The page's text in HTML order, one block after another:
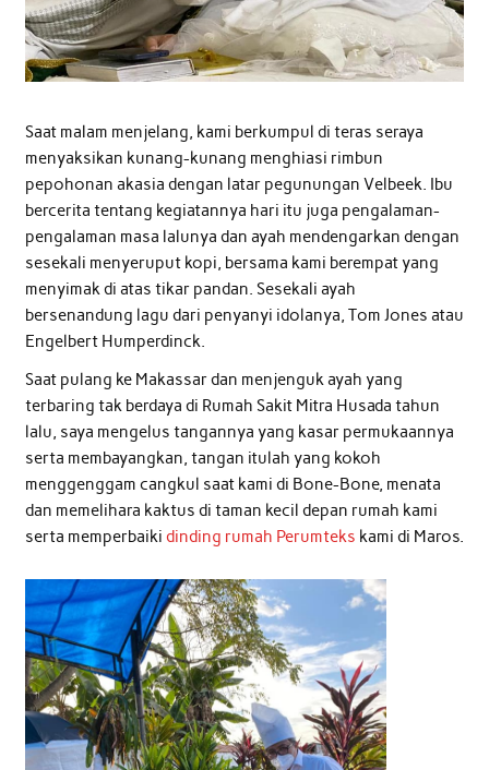
Saat malam menjelang, kami berkumpul di teras seraya
menyaksikan kunang-kunang menghiasi rimbun
pepohonan akasia dengan latar pegunungan Velbeek. Ibu
bercerita tentang kegiatannya hari itu juga pengalaman-
pengalaman masa lalunya dan ayah mendengarkan dengan
sesekali menyeruput kopi, bersama kami berempat yang
menyimak di atas tikar pandan. Sesekali ayah
bersenandung lagu dari penyanyi idolanya, Tom Jones atau
Engelbert Humperdinck.
Saat pulang ke Makassar dan menjenguk ayah yang
terbaring tak berdaya di Rumah Sakit Mitra Husada tahun
lalu, saya mengelus tangannya yang kasar permukaannya
serta membayangkan, tangan itulah yang kokoh
menggenggam cangkul saat kami di Bone-Bone, menata
dan memelihara kaktus di taman kecil depan rumah kami
serta memperbaiki dinding rumah Perumteks kami di Maros.